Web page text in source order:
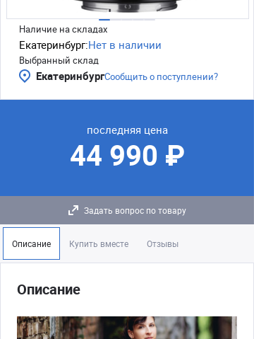
Наличие на складах
Екатеринбург:Нет в наличии
Выбранный склад
ЕкатеринбургСообщить о поступлении?
последняя цена
44 990 ₽
Задать вопрос по товару
Описание Купить вместе Отзывы
Описание